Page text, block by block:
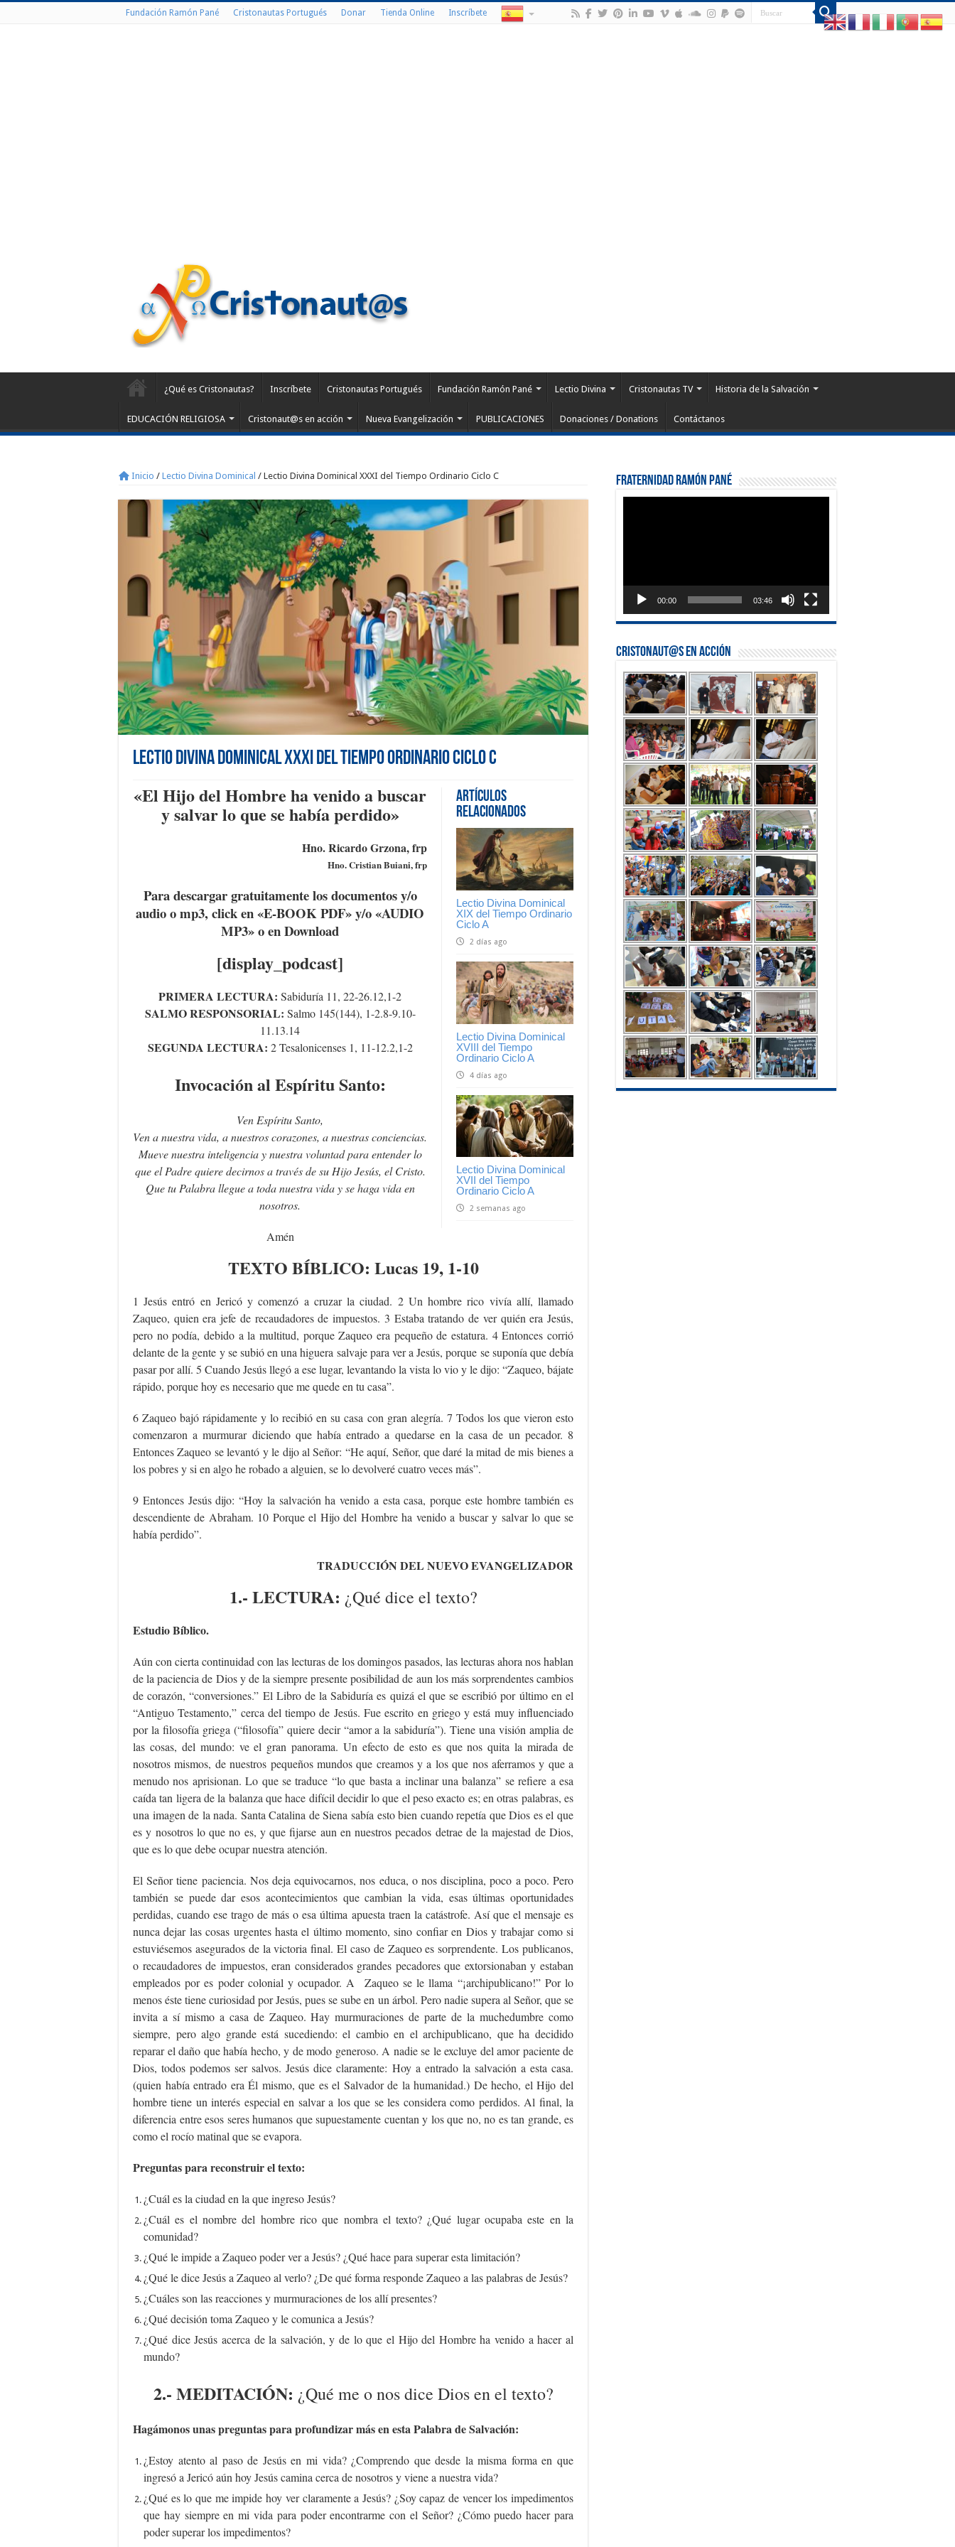
Fundación Ramón Pané Cristonautas Portugués Donar Tienda Online Inscríbete
¿Qué es Cristonautas? Inscríbete Cristonautas Portugués Fundación Ramón Pané Lectio Divina Cristonautas TV Historia de la Salvación
EDUCACIÓN RELIGIOSA Cristonaut@s en acción Nueva Evangelización PUBLICACIONES Donaciones / Donations Contáctanos
Inicio / Lectio Divina Dominical / Lectio Divina Dominical XXXI del Tiempo Ordinario Ciclo C
Lectio Divina Dominical XXXI del Tiempo Ordinario Ciclo C
Artículos
Relacionados
Lectio Divina Dominical
XIX del Tiempo Ordinario
Ciclo A
2 días ago
Lectio Divina Dominical
XVIII del Tiempo
Ordinario Ciclo A
4 días ago
Lectio Divina Dominical
XVII del Tiempo
Ordinario Ciclo A
2 semanas ago
«El Hijo del Hombre ha venido a buscar
y salvar lo que se había perdido»
Hno. Ricardo Grzona, frp
Hno. Cristian Buiani, frp
Para descargar gratuitamente los documentos y/o
audio o mp3, click en «E-BOOK PDF» y/o «AUDIO
MP3» o en Download
[display_podcast]
PRIMERA LECTURA: Sabiduría 11, 22-26.12,1-2
SALMO RESPONSORIAL: Salmo 145(144), 1-2.8-9.10-
11.13.14
SEGUNDA LECTURA: 2 Tesalonicenses 1, 11-12.2,1-2
Invocación al Espíritu Santo:
Ven Espíritu Santo,
Ven a nuestra vida, a nuestros corazones, a nuestras conciencias.
Mueve nuestra inteligencia y nuestra voluntad para entender lo
que el Padre quiere decirnos a través de su Hijo Jesús, el Cristo.
Que tu Palabra llegue a toda nuestra vida y se haga vida en
nosotros.
Amén
TEXTO BÍBLICO: Lucas 19, 1-10
1 Jesús entró en Jericó y comenzó a cruzar la ciudad. 2 Un hombre rico vivía allí, llamado
Zaqueo, quien era jefe de recaudadores de impuestos. 3 Estaba tratando de ver quién era Jesús,
pero no podía, debido a la multitud, porque Zaqueo era pequeño de estatura. 4 Entonces corrió
delante de la gente y se subió en una higuera salvaje para ver a Jesús, porque se suponía que debía
pasar por allí. 5 Cuando Jesús llegó a ese lugar, levantando la vista lo vio y le dijo: “Zaqueo, bájate
rápido, porque hoy es necesario que me quede en tu casa”.
6 Zaqueo bajó rápidamente y lo recibió en su casa con gran alegría. 7 Todos los que vieron esto
comenzaron a murmurar diciendo que había entrado a quedarse en la casa de un pecador. 8
Entonces Zaqueo se levantó y le dijo al Señor: “He aquí, Señor, que daré la mitad de mis bienes a
los pobres y si en algo he robado a alguien, se lo devolveré cuatro veces más”.
9 Entonces Jesús dijo: “Hoy la salvación ha venido a esta casa, porque este hombre también es
descendiente de Abraham. 10 Porque el Hijo del Hombre ha venido a buscar y salvar lo que se
había perdido”.
TRADUCCIÓN DEL NUEVO EVANGELIZADOR
1.- LECTURA: ¿Qué dice el texto?
Estudio Bíblico.
Aún con cierta continuidad con las lecturas de los domingos pasados, las lecturas ahora nos hablan
de la paciencia de Dios y de la siempre presente posibilidad de aun los más sorprendentes cambios
de corazón, “conversiones.” El Libro de la Sabiduría es quizá el que se escribió por último en el
“Antiguo Testamento,” cerca del tiempo de Jesús. Fue escrito en griego y está muy influenciado
por la filosofía griega (“filosofía” quiere decir “amor a la sabiduría”). Tiene una visión amplia de
las cosas, del mundo: ve el gran panorama. Un efecto de esto es que nos quita la mirada de
nosotros mismos, de nuestros pequeños mundos que creamos y a los que nos aferramos y que a
menudo nos aprisionan. Lo que se traduce “lo que basta a inclinar una balanza” se refiere a esa
caída tan ligera de la balanza que hace difícil decidir lo que el peso exacto es; en otras palabras, es
una imagen de la nada. Santa Catalina de Siena sabía esto bien cuando repetía que Dios es el que
es y nosotros lo que no es, y que fijarse aun en nuestros pecados detrae de la majestad de Dios,
que es lo que debe ocupar nuestra atención.
El Señor tiene paciencia. Nos deja equivocarnos, nos educa, o nos disciplina, poco a poco. Pero
también se puede dar esos acontecimientos que cambian la vida, esas últimas oportunidades
perdidas, cuando ese trago de más o esa última apuesta traen la catástrofe. Así que el mensaje es
nunca dejar las cosas urgentes hasta el último momento, sino confiar en Dios y trabajar como si
estuviésemos asegurados de la victoria final. El caso de Zaqueo es sorprendente. Los publicanos,
o recaudadores de impuestos, eran considerados grandes pecadores que extorsionaban y estaban
empleados por es poder colonial y ocupador. A Zaqueo se le llama “¡archipublicano!” Por lo
menos éste tiene curiosidad por Jesús, pues se sube en un árbol. Pero nadie supera al Señor, que se
invita a sí mismo a casa de Zaqueo. Hay murmuraciones de parte de la muchedumbre como
siempre, pero algo grande está sucediendo: el cambio en el archipublicano, que ha decidido
reparar el daño que había hecho, y de modo generoso. A nadie se le excluye del amor paciente de
Dios, todos podemos ser salvos. Jesús dice claramente: Hoy a entrado la salvación a esta casa.
(quien había entrado era Él mismo, que es el Salvador de la humanidad.) De hecho, el Hijo del
hombre tiene un interés especial en salvar a los que se les considera como perdidos. Al final, la
diferencia entre esos seres humanos que supuestamente cuentan y los que no, no es tan grande, es
como el rocío matinal que se evapora.
Preguntas para reconstruir el texto:
¿Cuál es la ciudad en la que ingreso Jesús?
¿Cuál es el nombre del hombre rico que nombra el texto? ¿Qué lugar ocupaba este en la
comunidad?
¿Qué le impide a Zaqueo poder ver a Jesús? ¿Qué hace para superar esta limitación?
¿Qué le dice Jesús a Zaqueo al verlo? ¿De qué forma responde Zaqueo a las palabras de Jesús?
¿Cuáles son las reacciones y murmuraciones de los allí presentes?
¿Qué decisión toma Zaqueo y le comunica a Jesús?
¿Qué dice Jesús acerca de la salvación, y de lo que el Hijo del Hombre ha venido a hacer al
mundo?
2.- MEDITACIÓN: ¿Qué me o nos dice Dios en el texto?
Hagámonos unas preguntas para profundizar más en esta Palabra de Salvación:
¿Estoy atento al paso de Jesús en mi vida? ¿Comprendo que desde la misma forma en que
ingresó a Jericó aún hoy Jesús camina cerca de nosotros y viene a nuestra vida?
¿Qué es lo que me impide hoy ver claramente a Jesús? ¿Soy capaz de vencer los impedimentos
que hay siempre en mi vida para poder encontrarme con el Señor? ¿Cómo puedo hacer para
poder superar los impedimentos?
Fraternidad Ramón Pané
00:00 03:46
Cristonaut@s en Acción